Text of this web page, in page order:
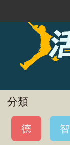
本系(單位)活動
已報名
近期活動
帳號登入
分類
德 智